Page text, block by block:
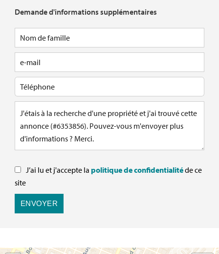
Demande d'informations supplémentaires
J’ai lu et j'accepte la politique de confidentialitéde ce
site
ENVOYER